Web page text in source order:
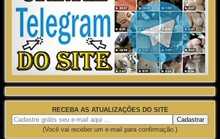
RECEBA AS ATUALIZAÇÕES DO SITE
(Você vai receber um e-mail para confirmação.)